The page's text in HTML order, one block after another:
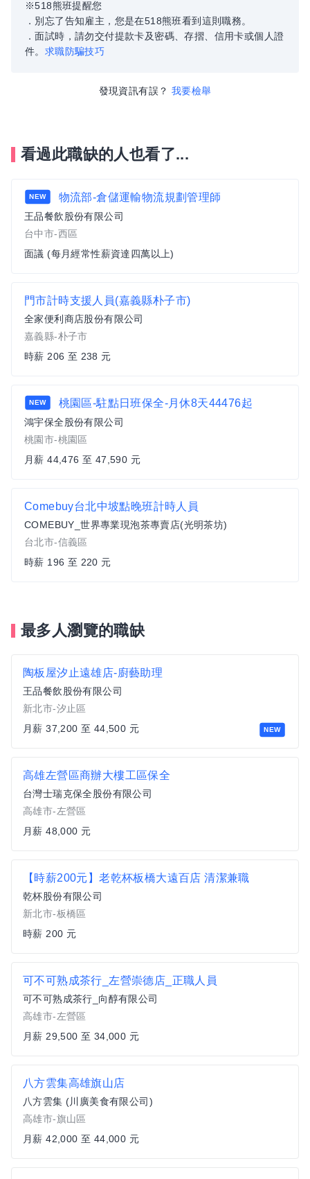
※518熊班提醒您
．別忘了告知雇主，您是在518熊班看到這則職務。
．面試時，請勿交付提款卡及密碼、存摺、信用卡或個人證
件。 求職防騙技巧
發現資訊有誤？ 我要檢舉
看過此職缺的人也看了...
NEW 物流部-倉儲運輸物流規劃管理師
王品餐飲股份有限公司
台中市-西區
面議 (每月經常性薪資達四萬以上)
門市計時支援人員(嘉義縣朴子市)
全家便利商店股份有限公司
嘉義縣-朴子市
時薪 206 至 238 元
NEW 桃園區-駐點日班保全-月休8天44476起
鴻宇保全股份有限公司
桃園市-桃園區
月薪 44,476 至 47,590 元
Comebuy台北中坡點晚班計時人員
COMEBUY_世界專業現泡茶專賣店(光明茶坊)
台北市-信義區
時薪 196 至 220 元
最多人瀏覽的職缺
NEW
陶板屋汐止遠雄店-廚藝助理
王品餐飲股份有限公司
新北市-汐止區
月薪 37,200 至 44,500 元
高雄左營區商辦大樓工區保全
台灣士瑞克保全股份有限公司
高雄市-左營區
月薪 48,000 元
【時薪200元】老乾杯板橋大遠百店 清潔兼職
乾杯股份有限公司
新北市-板橋區
時薪 200 元
可不可熟成茶行_左營崇德店_正職人員
可不可熟成茶行_向醇有限公司
高雄市-左營區
月薪 29,500 至 34,000 元
八方雲集高雄旗山店
八方雲集 (川廣美食有限公司)
高雄市-旗山區
月薪 42,000 至 44,000 元